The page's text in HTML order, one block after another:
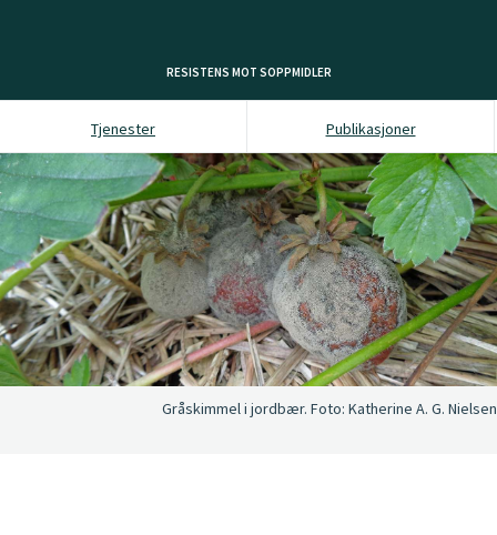
RESISTENS MOT SOPPMIDLER
Tjenester Publikasjoner
Gråskimmel i jordbær. Foto: Katherine A. G. Nielsen